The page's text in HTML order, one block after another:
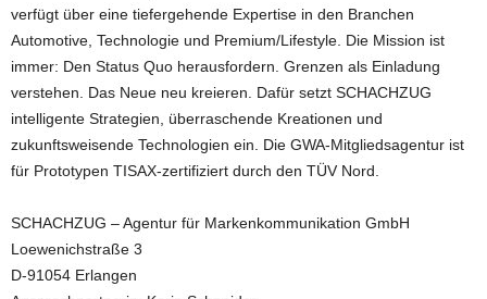
verfügt über eine tiefergehende Expertise in den Branchen
Automotive, Technologie und Premium/Lifestyle. Die Mission ist
immer: Den Status Quo herausfordern. Grenzen als Einladung
verstehen. Das Neue neu kreieren. Dafür setzt SCHACHZUG
intelligente Strategien, überraschende Kreationen und
zukunftsweisende Technologien ein. Die GWA-Mitgliedsagentur ist
für Prototypen TISAX-zertifiziert durch den TÜV Nord.
SCHACHZUG – Agentur für Markenkommunikation GmbH
Loewenichstraße 3
D-91054 Erlangen